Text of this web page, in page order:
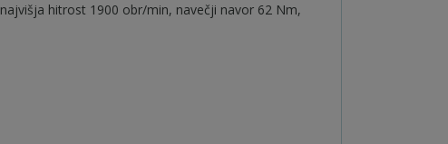
hitrost 1900 obr/min, navečji navor 62 Nm,